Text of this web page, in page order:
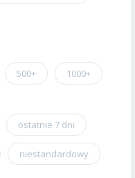
500+ 1000+
ostatnie 7 dni
niestandardowy